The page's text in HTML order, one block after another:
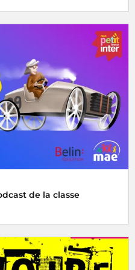
de la classe